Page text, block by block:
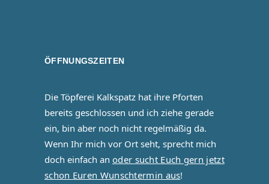
ÖFFNUNGSZEITEN
Die Töpferei Kalkspatz hat ihre Pforten
bereits geschlossen und ich ziehe gerade
ein, bin aber noch nicht regelmäßig da.
Wenn Ihr mich vor Ort seht, sprecht mich
doch einfach an oder sucht Euch gern jetzt
schon Euren Wunschtermin aus!